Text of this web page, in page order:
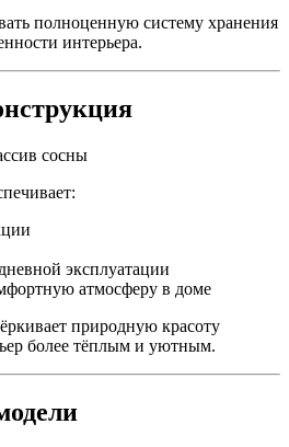
полноценную систему хранения
интерьера.
сосны
эксплуатации
атмосферу в доме
природную красоту
более тёплым и уютным.